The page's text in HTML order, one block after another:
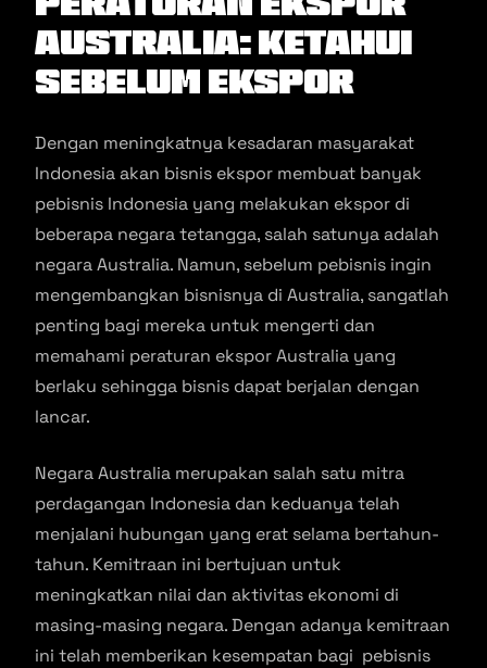
Australia: Ketahui
Sebelum Ekspor
Dengan meningkatnya kesadaran masyarakat
Indonesia akan bisnis ekspor membuat banyak
pebisnis Indonesia yang melakukan ekspor di
beberapa negara tetangga, salah satunya adalah
negara Australia. Namun, sebelum pebisnis ingin
mengembangkan bisnisnya di Australia, sangatlah
penting bagi mereka untuk mengerti dan
memahami peraturan ekspor Australia yang
berlaku sehingga bisnis dapat berjalan dengan
lancar.
Negara Australia merupakan salah satu mitra
perdagangan Indonesia dan keduanya telah
menjalani hubungan yang erat selama bertahun-
tahun. Kemitraan ini bertujuan untuk
meningkatkan nilai dan aktivitas ekonomi di
masing-masing negara. Dengan adanya kemitraan
ini telah memberikan kesempatan bagi pebisnis